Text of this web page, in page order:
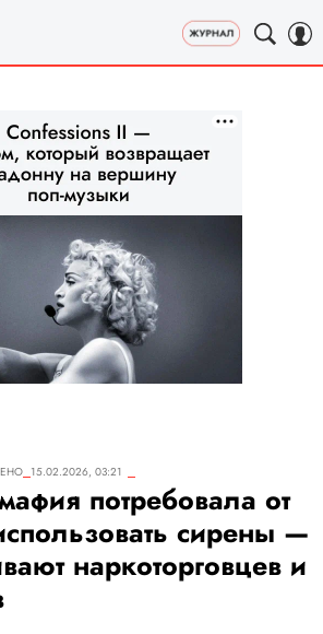
15.02.2026, 03:21
потребовала от
сирены —
наркоторговцев и